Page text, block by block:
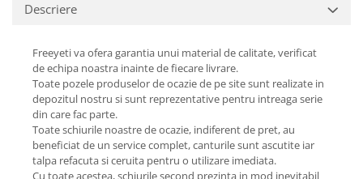
Descriere
Freeyeti va ofera garantia unui material de calitate, verificat
de echipa noastra inainte de fiecare livrare.
Toate pozele produselor de ocazie de pe site sunt realizate in
depozitul nostru si sunt reprezentative pentru intreaga serie
din care fac parte.
Toate schiurile noastre de ocazie, indiferent de pret, au
beneficiat de un service complet, canturile sunt ascutite iar
talpa refacuta si ceruita pentru o utilizare imediata.
Cu toate acestea, schiurile second prezinta in mod inevitabil